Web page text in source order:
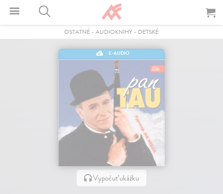
OSTATNÉ - AUDIOKNIHY - DETSKÉ
E-AUDIO
Vypočuť ukážku